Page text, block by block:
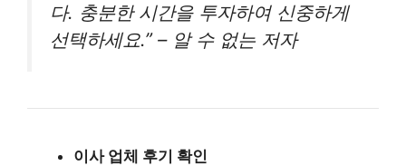
다. 충분한 시간을 투자하여 신중하게
선택하세요.” – 알 수 없는 저자
이사 업체 후기 확인